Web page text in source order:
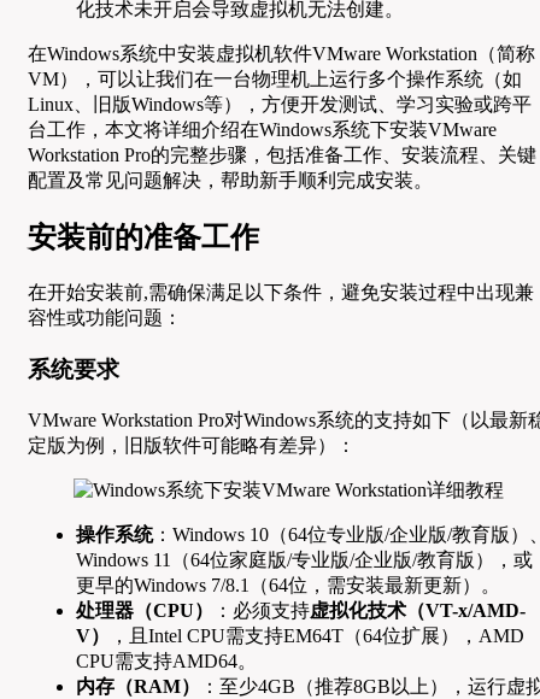
化技术未开启会导致虚拟机无法创建。
在Windows系统中安装虚拟机软件VMware Workstation（简称
VM），可以让我们在一台物理机上运行多个操作系统（如
Linux、旧版Windows等），方便开发测试、学习实验或跨平
台工作，本文将详细介绍在Windows系统下安装VMware
Workstation Pro的完整步骤，包括准备工作、安装流程、关键
配置及常见问题解决，帮助新手顺利完成安装。
安装前的准备工作
在开始安装前,需确保满足以下条件，避免安装过程中出现兼
容性或功能问题：
系统要求
VMware Workstation Pro对Windows系统的支持如下（以最新
定版为例，旧版软件可能略有差异）：
操作系统：Windows 10（64位专业版/企业版/教育版）
Windows 11（64位家庭版/专业版/企业版/教育版），或
更早的Windows 7/8.1（64位，需安装最新更新）。
处理器（CPU）
：必须支持虚拟化技术（VT-x/AMD-
V）
，且Intel CPU需支持EM64T（64位扩展），AMD
CPU需支持AMD64。
内存（RAM）
：至少4GB（推荐8GB以上），运行虚